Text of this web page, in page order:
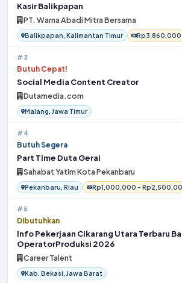
Kasir Balikpapan
PT. Warna Abadi Mitra Bersama
Balikpapan, Kalimantan Timur Rp3,860,000
#3
Butuh Cepat!
Social Media Content Creator
Dutamedia.com
Malang, Jawa Timur
#4
Butuh Segera
Part Time Duta Gerai
Sahabat Yatim Kota Pekanbaru
Pekanbaru, Riau Rp1,000,000 -
#5
Dibutuhkan
Info Pekerjaan Cikarang Utara Terbaru
OperatorProduksi 2026
Career Talent
Kab. Bekasi, Jawa Barat